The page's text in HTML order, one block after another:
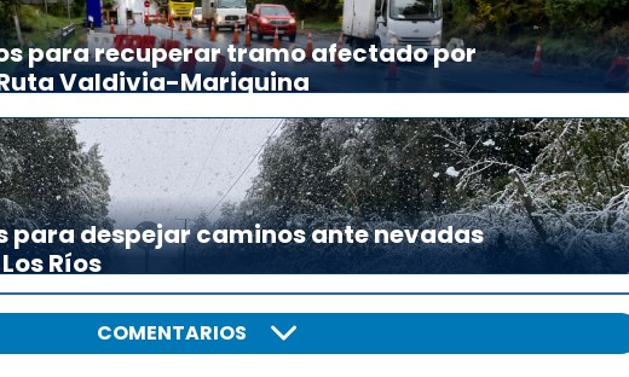
para recuperar tramo afectado por
Valdivia-Mariquina
para despejar caminos ante nevadas
Ríos
COMENTARIOS